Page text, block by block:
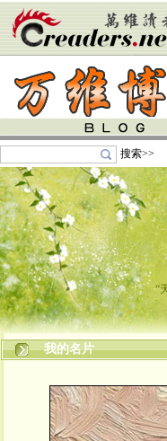
搜索>>
“
我的名片